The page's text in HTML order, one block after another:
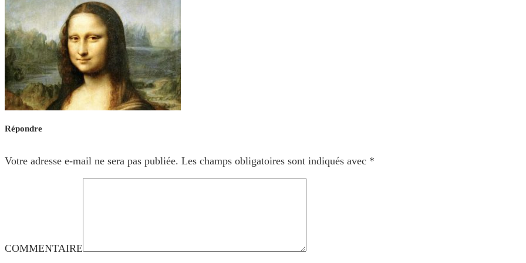
Répondre
Votre adresse e-mail ne sera pas publiée. Les champs obligatoires sont indiqués avec *
COMMENTAIRE